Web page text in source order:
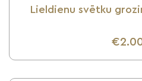
Lieldienu svētku
UZZINI